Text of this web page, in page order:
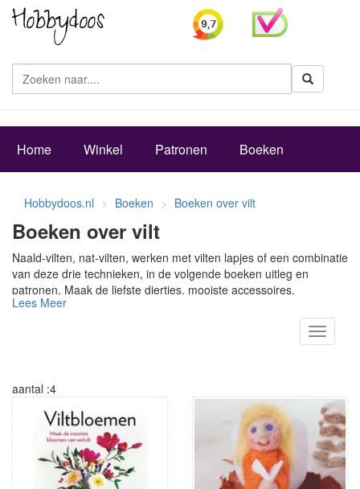
Home Winkel Patronen Boeken
Hobbydoos.nl Boeken Boeken over vilt
Boeken over vilt
Naald-vilten, nat-vilten, werken met vilten lapjes of een combinatie
van deze drie technieken, in de volgende boeken uitleg en
patronen. Maak de liefste diertjes, mooiste accessoires,
decoraties voor Pasen, sinterklaas of kerst. Boeken met daarin
uitgebreide uitleg over de techniek vilten met de naald of de natte
techniek. Boeken met prachtige vilten werkstukken met daarbij
Lees Meer
Toggle
aantal :4